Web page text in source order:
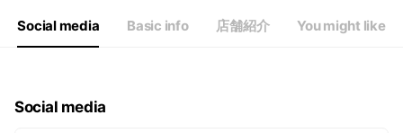
09:00 - 18:00
Social media Basic info 店舗紹介 You might like
Social media